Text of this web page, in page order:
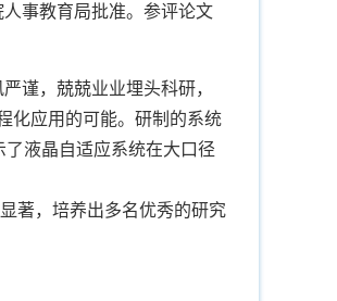
事教育局批准。参评论文
谨，兢兢业业埋头科研，
化应用的可能。研制的系统
液晶自适应系统在大口径
著，培养出多名优秀的研究